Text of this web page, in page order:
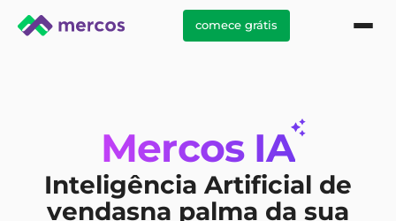
comece grátis
Mercos IA
Inteligência Artificial de
vendasna palma da sua